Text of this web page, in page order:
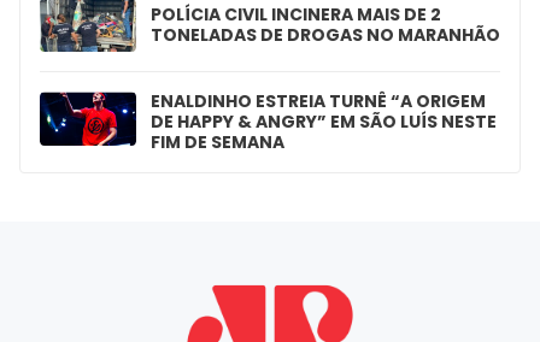
POLÍCIA CIVIL INCINERA MAIS DE 2
TONELADAS DE DROGAS NO MARANHÃO
ENALDINHO ESTREIA TURNÊ “A ORIGEM
DE HAPPY & ANGRY” EM SÃO LUÍS NESTE
FIM DE SEMANA